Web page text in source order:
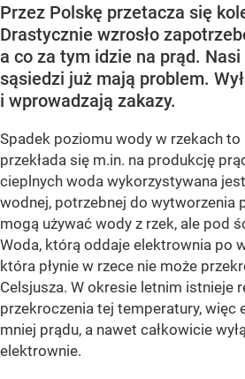
Przez Polskę przetacza się
Drastycznie wzrosło
a co za tym idzie na prąd.
sąsiedzi już mają problem.
i wprowadzają zakazy.
Spadek poziomu wody w rzekach
przekłada się m.in. na produkcję
cieplnych woda wykorzystywana
wodnej, potrzebnej do wytworzenia
mogą używać wody z rzek, ale pod
Woda, którą oddaje elektrownia po
która płynie w rzece nie może
Celsjusza. W okresie letnim istnieje
przekroczenia tej temperatury, więc
mniej prądu, a nawet całkowicie
elektrownie.